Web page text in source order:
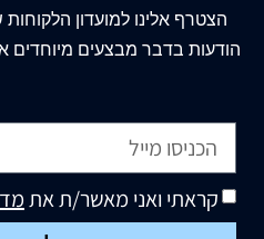
הצטרף אלינו למועדון
הודעות בדבר מבצעים מיוחדים
קראתי ואני מאשר/ת את